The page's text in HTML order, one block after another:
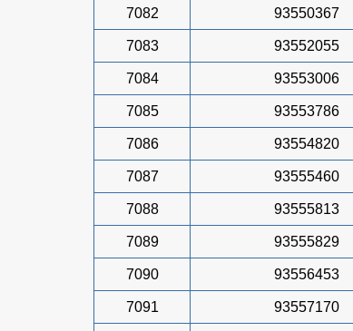
7082 93550367
7083 93552055
7084 93553006
7085 93553786
7086 93554820
7087 93555460
7088 93555813
7089 93555829
7090 93556453
7091 93557170